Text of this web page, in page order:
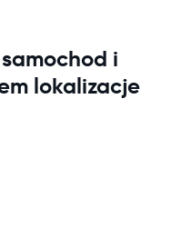
i
lokalizacje